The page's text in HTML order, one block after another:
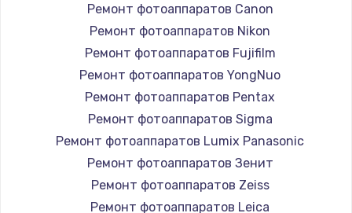
Замена / ремонт электронного модуля
управления
600 руб.
Заказать
Замена конфорки
1100 руб.
Заказать
Замена платы сенсора
Ремонт фотоаппаратов Canon
Ремонт фотоаппаратов Nikon
Ремонт фотоаппаратов Fujifilm
Ремонт фотоаппаратов YongNuo
Ремонт фотоаппаратов Pentax
Ремонт фотоаппаратов Sigma
Ремонт фотоаппаратов Lumix Panasonic
Ремонт фотоаппаратов Зенит
Ремонт фотоаппаратов Zeiss
Ремонт фотоаппаратов Leica